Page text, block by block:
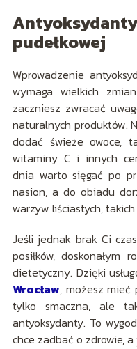
pudełkowej
Wprowadzenie
wymaga wielkich
zaczniesz zwracać
naturalnych produktów.
dodać świeże owoce,
witaminy C i innych
dnia warto sięgać po
nasion, a do obiadu
warzyw liściastych,
Jeśli jednak brak Ci
posiłków, doskonałym
dietetyczny. Dzięki
Wrocław, możesz
tylko smaczna, ale
antyoksydanty. To
chce zadbać o zdrowie,